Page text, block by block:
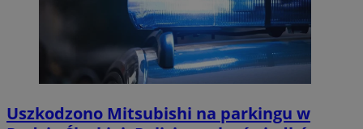
Uszkodzono Mitsubishi na parkingu w